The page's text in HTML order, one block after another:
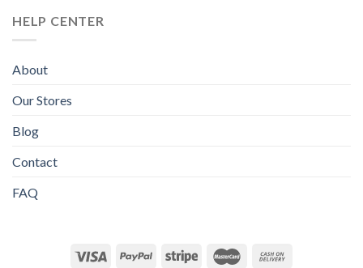
HELP CENTER
About
Our Stores
Blog
Contact
FAQ